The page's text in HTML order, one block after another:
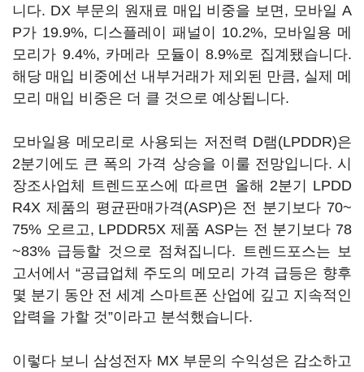
니다. DX 부문의 원재료 매입 비중을 보면, 모바일 A
P가 19.9%, 디스플레이 패널이 10.2%, 모바일용 메
모리가 9.4%, 카메라 모듈이 8.9%로 집계됐습니다.
해당 매입 비중에선 내부거래가 제외된 만큼, 실제 메
모리 매입 비중은 더 클 것으로 예상됩니다.
모바일용 메모리로 사용되는 저전력 D램(LPDDR)은
2분기에도 큰 폭의 가격 상승을 이룰 전망입니다. 시
장조사업체 트렌드포스에 따르면 올해 2분기 LPDD
R4X 제품의 평균판매가격(ASP)은 전 분기보다 70~
75% 오르고, LPDDR5X 제품 ASP는 전 분기보다 78
~83% 급등할 것으로 점쳐집니다. 트렌드포스는 보
고서에서 “공급업체 주도의 메모리 가격 급등은 향후
몇 분기 동안 전 세계 스마트폰 산업에 깊고 지속적인
압력을 가할 것”이라고 분석했습니다.
이렇다 보니 삼성전자 MX 부문의 수익성은 감소하고